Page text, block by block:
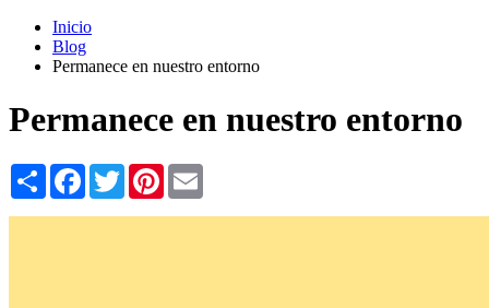
Inicio
Blog
Permanece en nuestro entorno
Permanece en nuestro entorno
Share Facebook
TwitterPinterest